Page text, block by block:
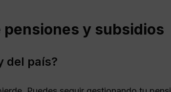
y subsidios
del país?